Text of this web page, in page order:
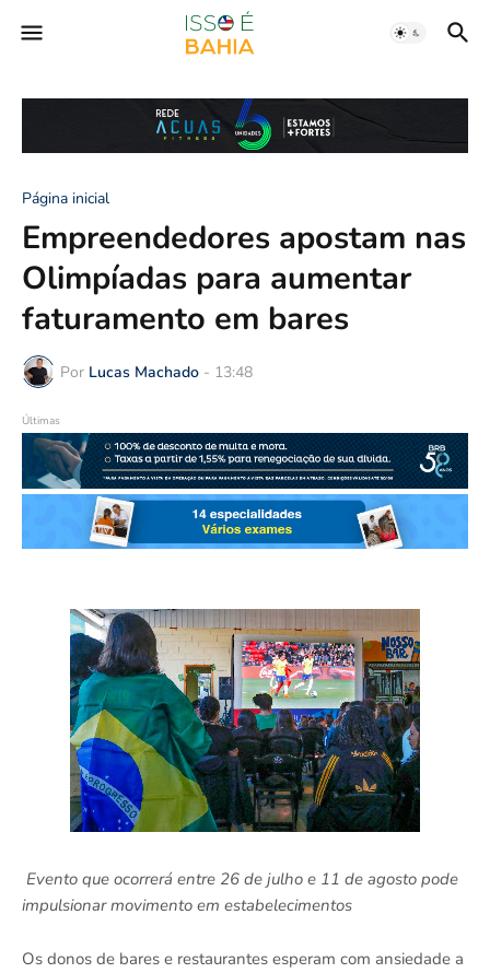
Página inicial
Empreendedores apostam nas
Olimpíadas para aumentar
faturamento em bares
Por Lucas Machado - 13:48
Últimas
Evento que ocorrerá entre 26 de julho e 11 de agosto pode
impulsionar movimento em estabelecimentos
Os donos de bares e restaurantes esperam com ansiedade a